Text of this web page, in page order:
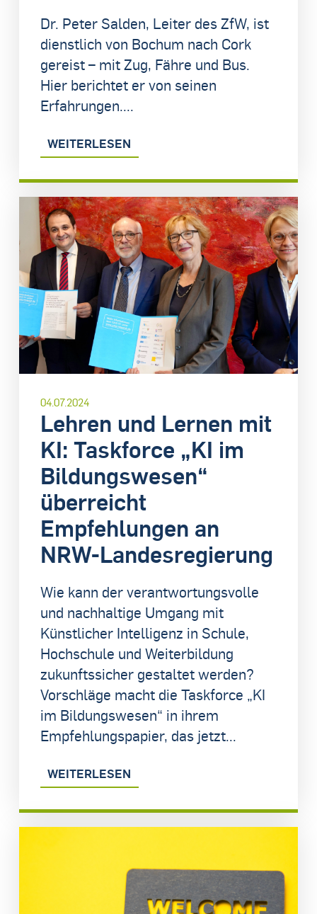
Dr. Peter Salden, Leiter des ZfW, ist
dienstlich von Bochum nach Cork
gereist – mit Zug, Fähre und Bus.
Hier berichtet er von seinen
Erfahrungen....
WEITERLESEN
04.07.2024
Lehren und Lernen mit
KI: Taskforce „KI im
Bildungswesen“
überreicht
Empfehlungen an
NRW-Landesregierung
Wie kann der verantwortungsvolle
und nachhaltige Umgang mit
Künstlicher Intelligenz in Schule,
Hochschule und Weiterbildung
zukunftssicher gestaltet werden?
Vorschläge macht die Taskforce „KI
im Bildungswesen“ in ihrem
Empfehlungspapier, das jetzt...
WEITERLESEN